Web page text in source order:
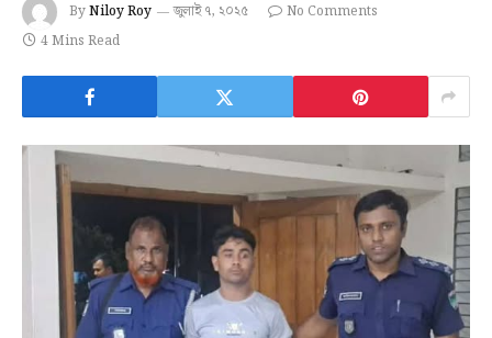
ByNiloy Roy জুলাই ৭, ২০২৫
No Comments
4 Mins Read